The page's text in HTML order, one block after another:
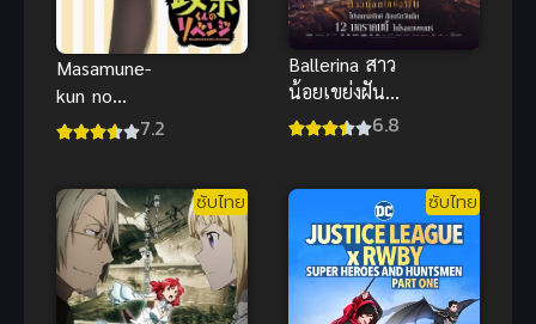
Masamune-
kun no
Revenge
มูเนะคุง
7.2
Ballerina สาว
น้อยเขย่งฝัน
บัลเลริน่า
สร้างแรงใจ
6.8
ซับไทย ซับไทย